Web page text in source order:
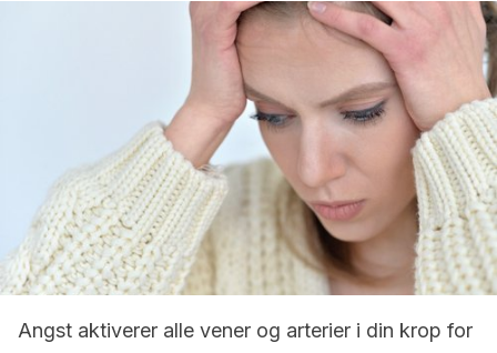
Angst aktiverer alle vener og arterier i din krop for